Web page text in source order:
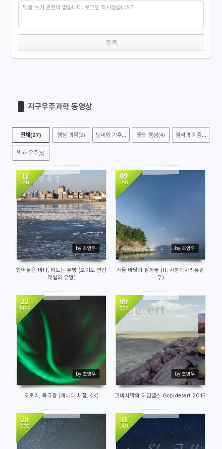
댓글 쓰기 권한이 없습니다. 로그인 하시겠습니까?
지구우주과학 동영상
전체(27) 행성 과학(2) 날씨와 기후
(16) 물의 행성(4) 암석과 지층
(0)
별과 우주(5)
11
JAN
by 조영우
589
얼어붙은 바다, 떠도는 유빙 (오이도 연안
갯벌의 유빙)
09
JAN
by 조영우
겨울 바닷가 밤하늘 (ft. 사분의자리유성
우)
22
MAR
by 조영우
2962
오로라, 북극광 (캐나다 처칠, 4K)
09
SEP
by 조영우
2955
고비사막의 타임랩스 Gobi desert 2015
28
DEC
31
JAN